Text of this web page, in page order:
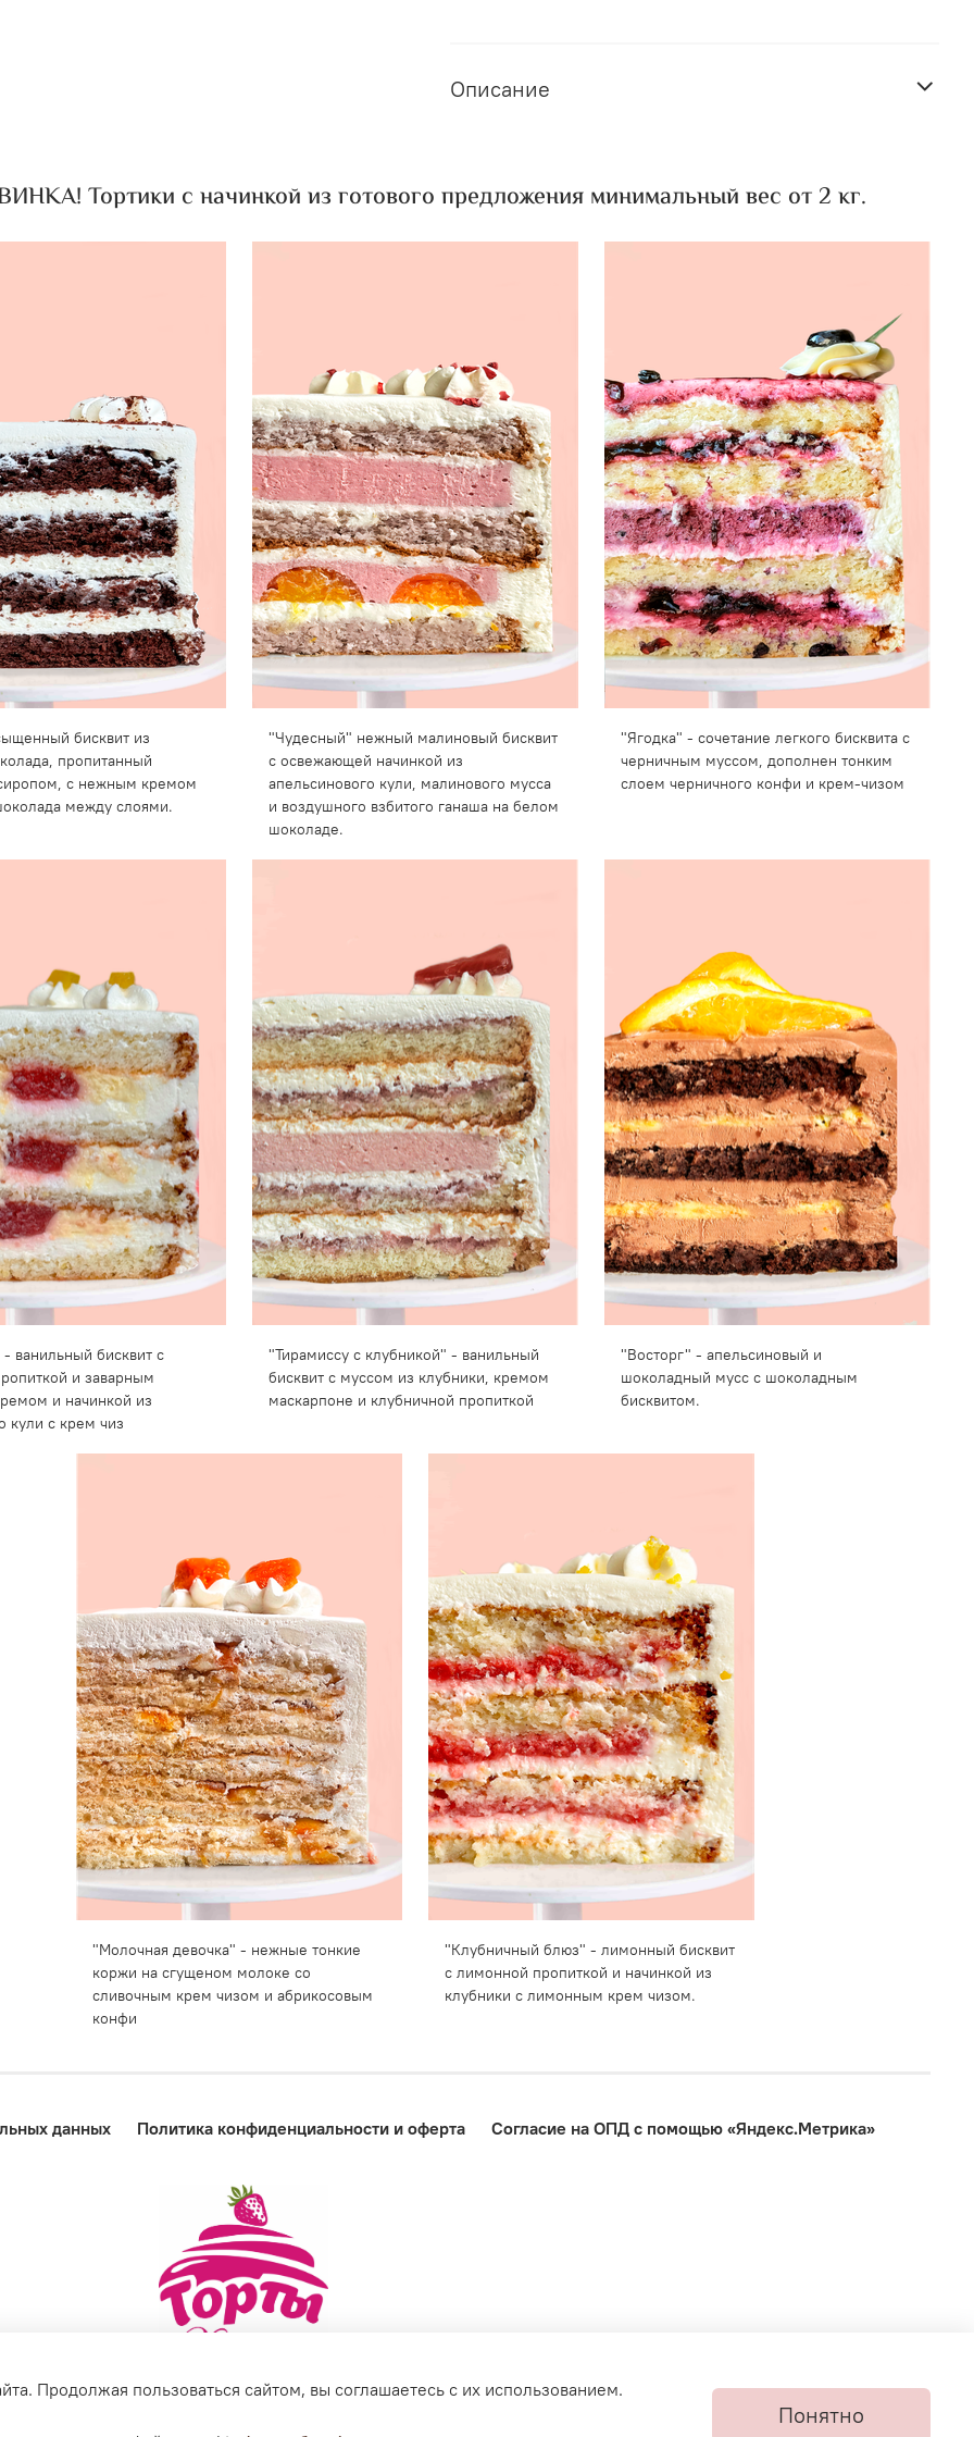
Описание
Тортики с начинкой из готового предложения минимальный вес от 2 кг.
бисквит из
пропитанный
с нежным кремом
между слоями.
"Чудесный" нежный малиновый бисквит
с освежающей начинкой из
апельсинового кули, малинового мусса
и воздушного взбитого ганаша на белом
шоколаде.
"Ягодка" - сочетание легкого бисквита с
черничным муссом, дополнен тонким
слоем черничного конфи и крем-чизом
ванильный бисквит с
и заварным
и начинкой из
кули с крем чиз
"Тирамиссу с клубникой" - ванильный
бисквит с муссом из клубники, кремом
маскарпоне и клубничной пропиткой
"Восторг" - апельсиновый и
шоколадный мусс с шоколадным
бисквитом.
"Молочная девочка" - нежные тонкие
коржи на сгущеном молоке со
сливочным крем чизом и абрикосовым
конфи
"Клубничный блюз" - лимонный бисквит
с лимонной пропиткой и начинкой из
клубники с лимонным крем чизом.
данных Политика конфиденциальности и оферта Согласие на ОПД с помощью «Яндекс.Метрика»
Продолжая пользоваться сайтом, вы соглашаетесь с их использованием.
Понятно